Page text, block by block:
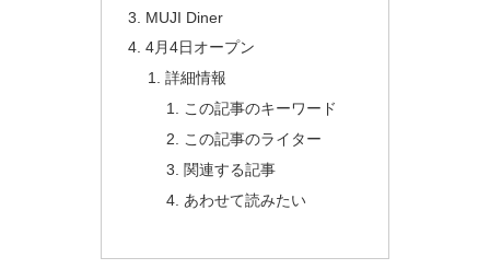
MUJI Diner
4月4日オープン
詳細情報
この記事のキーワード
この記事のライター
関連する記事
あわせて読みたい